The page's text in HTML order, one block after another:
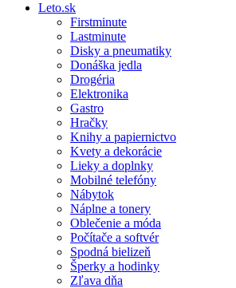
Leto.sk
Firstminute
Lastminute
Disky a pneumatiky
Donáška jedla
Drogéria
Elektronika
Gastro
Hračky
Knihy a papiernictvo
Kvety a dekorácie
Lieky a doplnky
Mobilné telefóny
Nábytok
Náplne a tonery
Oblečenie a móda
Počítače a softvér
Spodná bielizeň
Šperky a hodinky
Zľava dňa